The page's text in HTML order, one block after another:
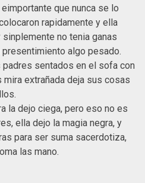
que nunca se lo
rapidamente y ella
no tenia ganas
algo pesado.
padres sentados en el sofa con
extrañada deja sus cosas
la dejo ciega, pero eso no es
ella dejo la magia negra, y
para ser suma sacerdotiza,
las mano.